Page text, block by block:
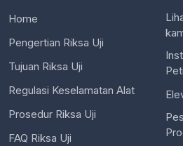
Home
Pengertian Riksa Uji
Tujuan Riksa Uji
Regulasi Keselamatan Alat
Prosedur Riksa Uji
FAQ Riksa Uji